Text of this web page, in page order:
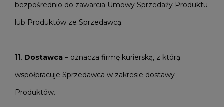
bezpośrednio do zawarcia Umowy Sprzedaży Produktu
lub Produktów ze Sprzedawcą.
11. Dostawca – oznacza firmę kurierską, z którą
współpracuje Sprzedawca w zakresie dostawy
Produktów.